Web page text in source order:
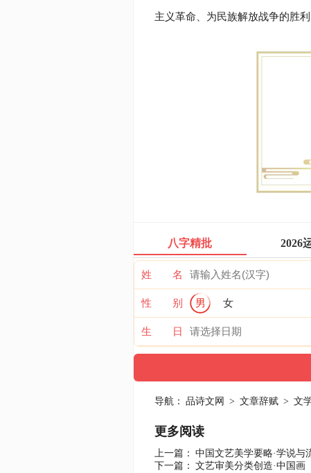
主义革命、为民族解放战争的胜
八字精批 2026
姓 名
性 别 男 女
生 日
导航： 品诗文网 > 文章辞赋 > 文
更多阅读
上一篇： 中国文艺美学要略·学说与
下一篇： 文艺审美分类创造·中国画